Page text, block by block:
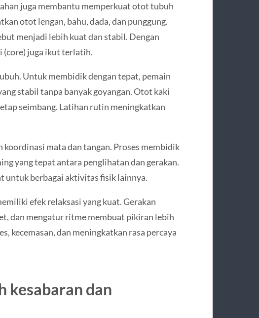
juga membantu memperkuat otot tubuh
otot lengan, bahu, dada, dan punggung.
menjadi lebih kuat dan stabil. Dengan
(core) juga ikut terlatih.
Untuk membidik dengan tepat, pemain
stabil tanpa banyak goyangan. Otot kaki
seimbang. Latihan rutin meningkatkan
mata dan tangan. Proses membidik
yang tepat antara penglihatan dan gerakan.
untuk berbagai aktivitas fisik lainnya.
efek relaksasi yang kuat. Gerakan
dan mengatur ritme membuat pikiran lebih
kecemasan, dan meningkatkan rasa percaya
kesabaran dan